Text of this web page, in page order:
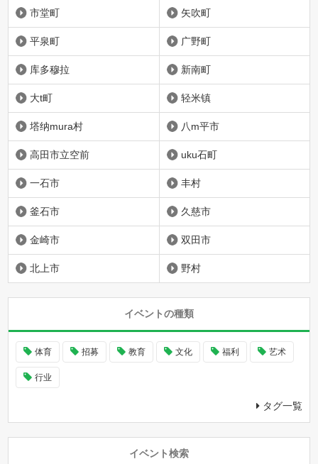
市堂町 矢吹町
平泉町 广野町
库多穆拉 新南町
大t町 轻米镇
塔纳mura村 八m平市
高田市立空前 uku石町
一石市 丰村
釜石市 久慈市
金崎市 双田市
北上市 野村
イベントの種類
体育 招募 教育 文化 福利 艺术
行业
タグ一覧
イベント検索